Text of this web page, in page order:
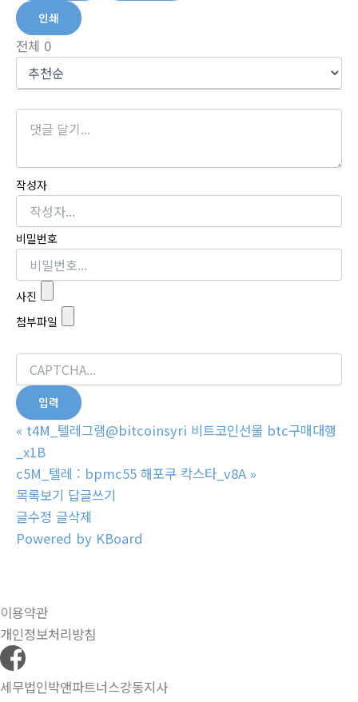
인쇄
전체 0
작성자
비밀번호
사진
첨부파일
« t4M_텔레그램@bitcoinsyri 비트코인선물 btc구매대행
_x1B
c5M_텔레 : bpmc55 해포쿠 칵스타_v8A »
목록보기 답글쓰기
글수정 글삭제
Powered by KBoard
이용약관
개인정보처리방침
세무법인박앤파트너스강동지사